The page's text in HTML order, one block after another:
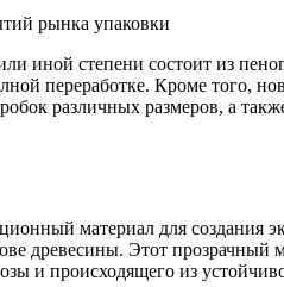
иной степени состоит из
переработке. Кроме того,
различных размеров, а
материал для создания
древесины. Этот
и происходящего из